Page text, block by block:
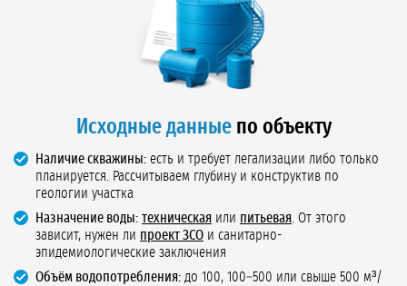
Исходные данныепо объекту
Наличие скважины: есть и требует легализации либо только
планируется. Рассчитываем глубину и конструктив по
геологии участка
Назначение воды: техническая или питьевая . От этого
зависит, нужен ли проект ЗСО и санитарно-
эпидемиологические заключения
Объём водопотребления: до 100, 100–500 или свыше 500 м³/